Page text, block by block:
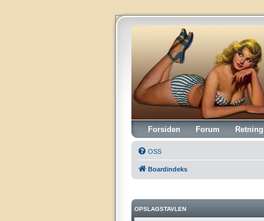
Vintagehifi.dk
Forsiden Forum
OSS
Boardindeks
OPSLAGSTAVLEN